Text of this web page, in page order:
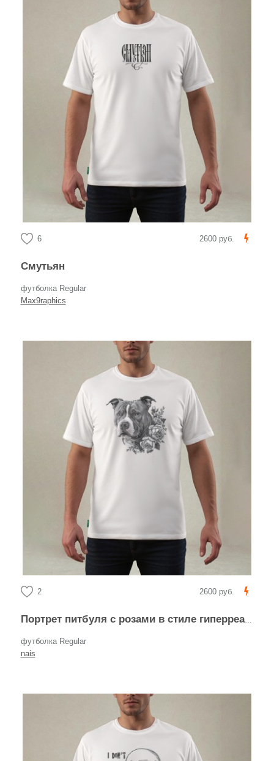
6 2600 руб.
Смутьян
футболка Regular
Max9raphics
2 2600 руб.
Портрет питбуля с розами в стиле гиперреализм
футболка Regular
nais